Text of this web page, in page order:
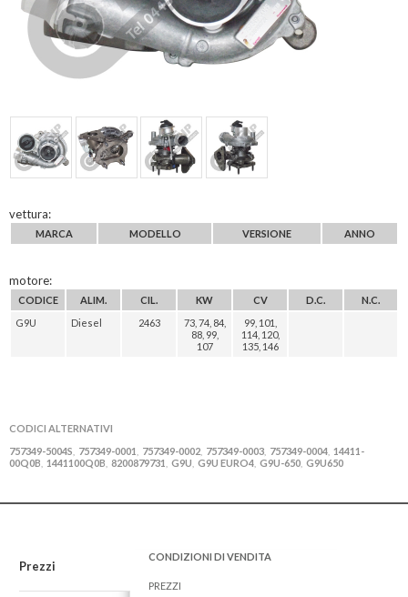
vettura:
MARCA MODELLO VERSIONE ANNO
motore:
CODICE ALIM. CIL. KW CV D.C.
N.C.
G9U
Diesel 2463
73, 74, 84,
88, 99,
107
99, 101,
114, 120,
135, 146
CODICI ALTERNATIVI
757349-5004S
757349-0001 757349-0002 757349-0003 757349-0004 14411-
00Q0B 1441100Q0B 8200879731 G9U G9U EURO4 G9U-650 G9U650
Prezzi
CONDIZIONI DI VENDITA
PREZZI